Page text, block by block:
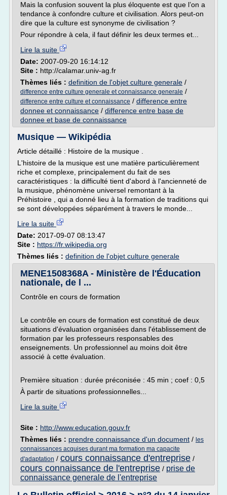
Mais la confusion souvent la plus éloquente est que l’on a
tendance à confondre culture et civilisation. Alors peut-on
dire que la culture est synonyme de civilisation ?
Pour répondre à cela, il faut définir les deux termes et...
Lire la suite
Date: 2007-09-20 16:14:12
Site : http://calamar.univ-ag.fr
Thèmes liés : definition de l'objet culture generale /
difference entre culture generale et connaissance generale /
difference entre culture et connaissance / difference entre
donnee et connaissance / difference entre base de
donnee et base de connaissance
Musique — Wikipédia
Article détaillé : Histoire de la musique .
L'histoire de la musique est une matière particulièrement
riche et complexe, principalement du fait de ses
caractéristiques : la difficulté tient d'abord à l'ancienneté de
la musique, phénomène universel remontant à la
Préhistoire , qui a donné lieu à la formation de traditions qui
se sont développées séparément à travers le monde...
Lire la suite
Date: 2017-09-07 08:13:47
Site : https://fr.wikipedia.org
Thèmes liés : definition de l'objet culture generale
MENE1508368A - Ministère de l'Éducation
nationale, de l ...
Contrôle en cours de formation
Le contrôle en cours de formation est constitué de deux
situations d'évaluation organisées dans l'établissement de
formation par les professeurs responsables des
enseignements. Un professionnel au moins doit être
associé à cette évaluation.
Première situation : durée préconisée : 45 min ; coef : 0,5
À partir de situations professionnelles...
Lire la suite
Site : http://www.education.gouv.fr
Thèmes liés : prendre connaissance d'un document / les
connaissances acquises durant ma formation ma capacite
d'adaptation / cours connaissance d'entreprise /
cours connaissance de l'entreprise / prise de
connaissance generale de l'entreprise